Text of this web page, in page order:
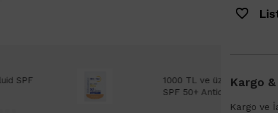
Photoderm XDefense Ultra Fluid
Light 2ml hediye!
Kargo
Kargo ve